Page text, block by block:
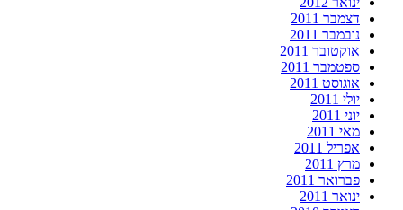
דצמבר 2011
נובמבר 2011
אוקטובר 2011
ספטמבר 2011
אוגוסט 2011
יולי 2011
יוני 2011
מאי 2011
אפריל 2011
מרץ 2011
פברואר 2011
ינואר 2011